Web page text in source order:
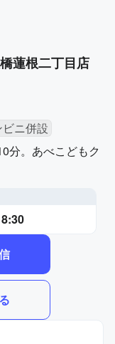
蓮根二丁目店
ビニ併設
分。あべこどもク